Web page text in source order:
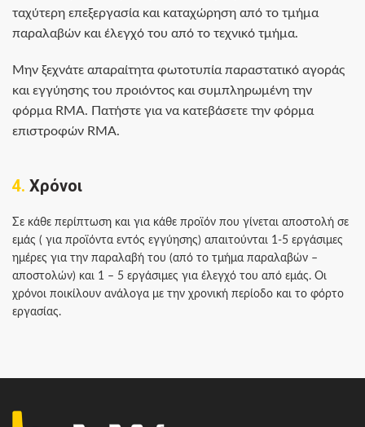
ταχύτερη επεξεργασία και καταχώρηση από το τμήμα
παραλαβών και έλεγχό του από το τεχνικό τμήμα.
Μην ξεχνάτε απαραίτητα φωτοτυπία παραστατικό αγοράς
και εγγύησης του προιόντος και συμπληρωμένη την
φόρμα RMA. Πατήστε για να κατεβάσετε την φόρμα
επιστροφών RMA.
4. Χρόνοι
Σε κάθε περίπτωση και για κάθε προϊόν που γίνεται αποστολή σε
εμάς ( για προϊόντα εντός εγγύησης) απαιτούνται 1-5 εργάσιμες
ημέρες για την παραλαβή του (από το τμήμα παραλαβών –
αποστολών) και 1 – 5 εργάσιμες για έλεγχό του από εμάς. Οι
χρόνοι ποικίλουν ανάλογα με την χρονική περίοδο και το φόρτο
εργασίας.